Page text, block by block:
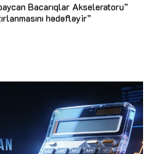
Bacarıqlar Akseleratoru”
hədəfləyir”